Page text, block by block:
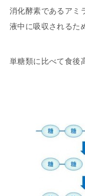
消化酵素であるアミ
液中に吸収されるた
単糖類に比べて食後